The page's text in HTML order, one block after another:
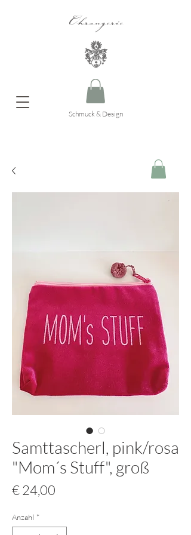
Ohrangerie
Schmuck & Design
Samttascherl, pink/rosa
"Mom´s Stuff", groß
€ 24,00
Anzahl *